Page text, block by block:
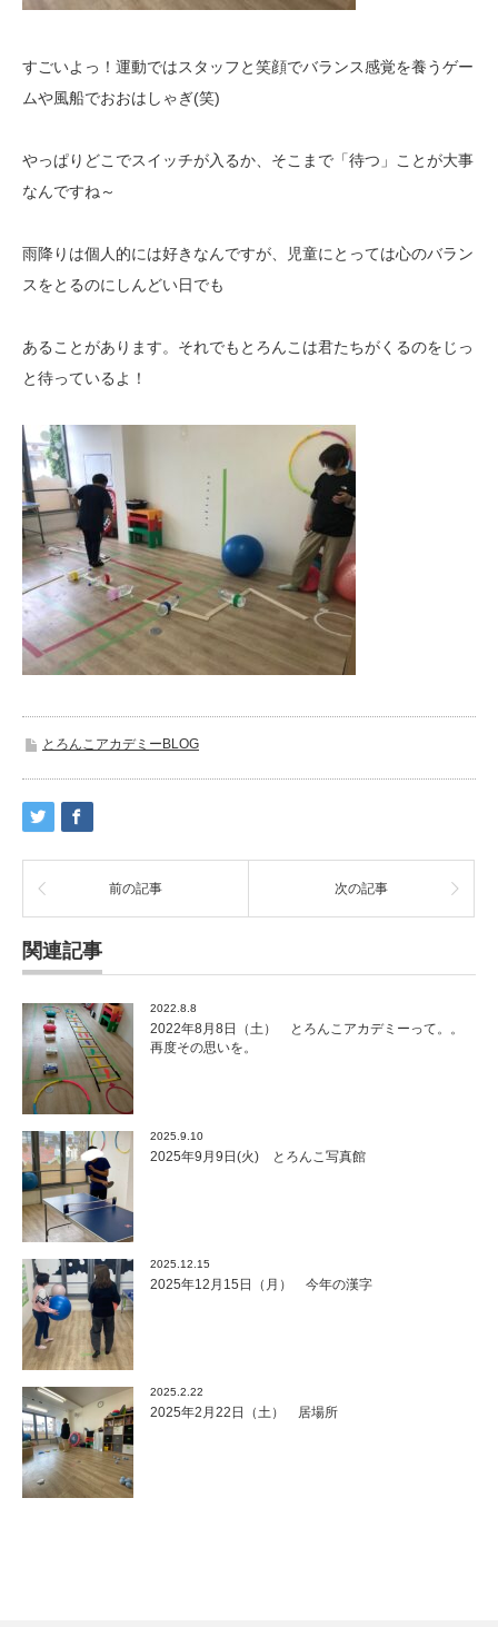
すごいよっ！運動ではスタッフと笑顔でバランス感覚を養うゲー
ムや風船でおおはしゃぎ(笑)
やっぱりどこでスイッチが入るか、そこまで「待つ」ことが大事
なんですね～
雨降りは個人的には好きなんですが、児童にとっては心のバラン
スをとるのにしんどい日でも
あることがあります。それでもとろんこは君たちがくるのをじっ
と待っているよ！
とろんこアカデミーBLOG
前の記事 次の記事
関連記事
2022.8.8
2022年8月8日（土） とろんこアカデミーって。。
再度その思いを。
2025.9.10
2025年9月9日(火) とろんこ写真館
2025.12.15
2025年12月15日（月） 今年の漢字
2025.2.22
2025年2月22日（土） 居場所